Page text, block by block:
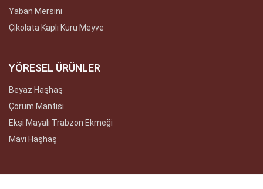
Yaban Mersini
Çikolata Kaplı Kuru Meyve
YÖRESEL ÜRÜNLER
Beyaz Haşhaş
Çorum Mantısı
Ekşi Mayalı Trabzon Ekmeği
Mavi Haşhaş